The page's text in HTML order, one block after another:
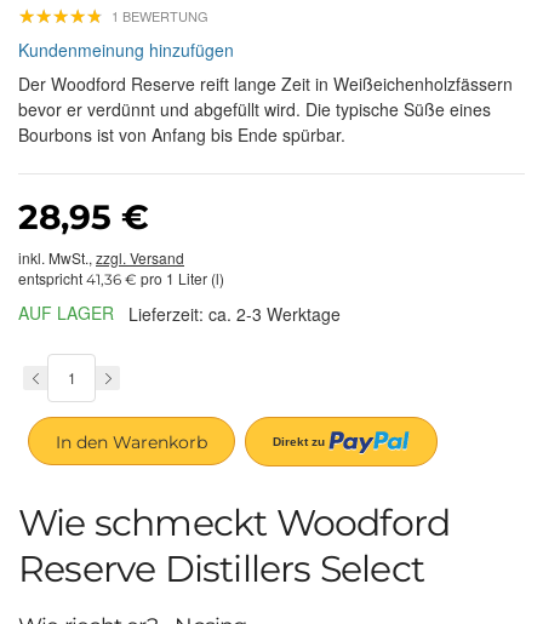
★★★★★
★★★★★ 1 BEWERTUNG
Kundenmeinung hinzufügen
Der Woodford Reserve reift lange Zeit in Weißeichenholzfässern
bevor er verdünnt und abgefüllt wird. Die typische Süße eines
Bourbons ist von Anfang bis Ende spürbar.
28,95 €
inkl. MwSt., zzgl. Versand
entspricht 41,36 € pro 1 Liter (l)
AUF LAGER Lieferzeit: ca. 2-3 Werktage
In den Warenkorb
Wie schmeckt Woodford
Reserve Distillers Select